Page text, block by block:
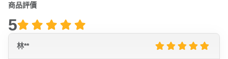
商品評價
5
林**